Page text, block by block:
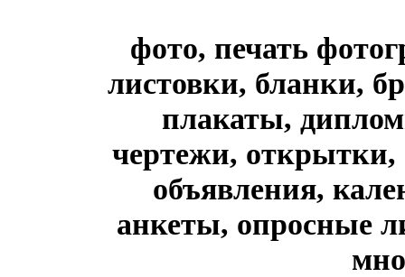
фото, печать
листовки, бланки,
плакаты,
чертежи,
объявления,
анкеты, опросные